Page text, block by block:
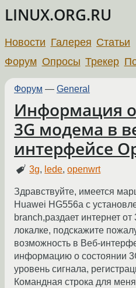
LINUX.ORG.RU
Новости Галерея Статьи
Форум Опросы Трекер
Форум — General
Информация
3G модема в
интерфейсе
3g, lede,openwrt
Здравствуйте, имеется
Huawei HG556a с
branch,раздает интернет
локалке, подскажите
возможность в Веб-
информацию о состоянии
уровень сигнала,
Командная строка для